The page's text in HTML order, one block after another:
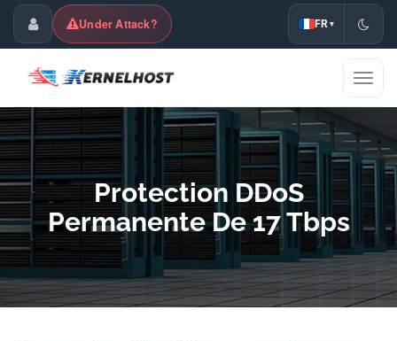
Espace ClientUnder Attack? FR ▾
Protection DDoS
Permanente De 17 Tbps